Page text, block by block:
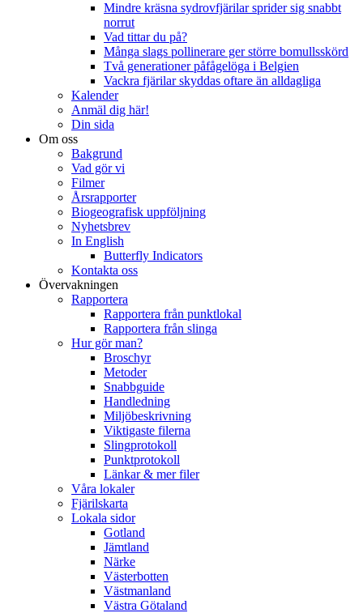
Mindre kräsna sydrovfjärilar sprider sig snabbt
norrut
Vad tittar du på?
Många slags pollinerare ger större bomullsskörd
Två generationer påfågelöga i Belgien
Vackra fjärilar skyddas oftare än alldagliga
Kalender
Anmäl dig här!
Din sida
Om oss
Bakgrund
Vad gör vi
Filmer
Årsrapporter
Biogeografisk uppföljning
Nyhetsbrev
In English
Butterfly Indicators
Kontakta oss
Övervakningen
Rapportera
Rapportera från punktlokal
Rapportera från slinga
Hur gör man?
Broschyr
Metoder
Snabbguide
Handledning
Miljöbeskrivning
Viktigaste filerna
Slingprotokoll
Punktprotokoll
Länkar & mer filer
Våra lokaler
Fjärilskarta
Lokala sidor
Gotland
Jämtland
Närke
Västerbotten
Västmanland
Västra Götaland